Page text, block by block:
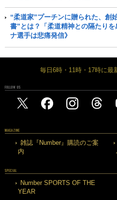
“柔道家”プーチンに贈られた、創
書”とは？「柔道精神との隔たり
ナ選手は悲痛発信》
毎日6時・11時・17時に最
FOLLOW US
MAGAZINE
雑誌『Number』購読のご案
内
SPECIAL
Number SPORTS OF THE
YEAR